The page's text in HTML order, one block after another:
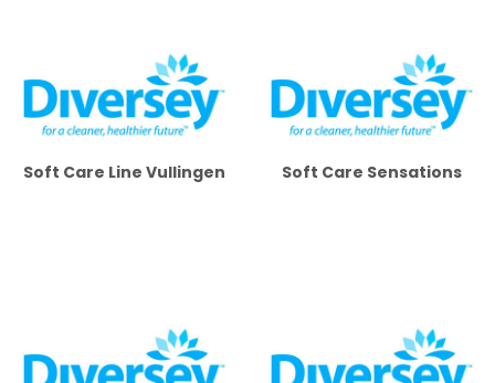
Soft Care Line Vullingen Soft Care Sensations